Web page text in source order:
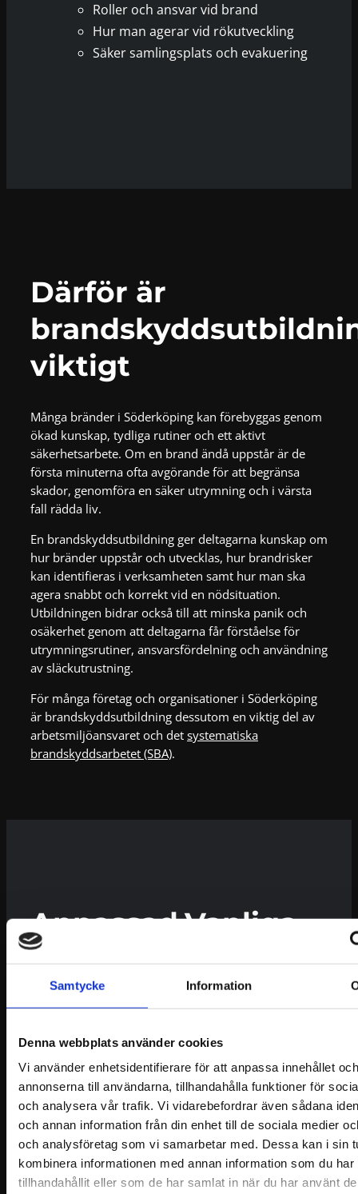
Samtycke Information
Denna webbplats använder cookies
Vi använder enhetsidentifierare för att anpassa innehållet och
annonserna till användarna, tillhandahålla funktioner för
och analysera vår trafik. Vi vidarebefordrar även sådana
och annan information från din enhet till de sociala medier
och analysföretag som vi samarbetar med. Dessa kan i sin
kombinera informationen med annan information som du har
tillhandahållit eller som de har samlat in när du har använt
Roller och ansvar vid brand
Hur man agerar vid rökutveckling
Säker samlingsplats och evakuering
Därför är
viktigt
Många bränder i Söderköping kan förebyggas genom
ökad kunskap, tydliga rutiner och ett aktivt
säkerhetsarbete. Om en brand ändå uppstår är de
första minuterna ofta avgörande för att begränsa
skador, genomföra en säker utrymning och i värsta
fall rädda liv.
En brandskyddsutbildning ger deltagarna kunskap om
hur bränder uppstår och utvecklas, hur brandrisker
kan identifieras i verksamheten samt hur man ska
agera snabbt och korrekt vid en nödsituation.
Utbildningen bidrar också till att minska panik och
osäkerhet genom att deltagarna får förståelse för
utrymningsrutiner, ansvarsfördelning och användning
av släckutrustning.
För många företag och organisationer i Söderköping
är brandskyddsutbildning dessutom en viktig del av
arbetsmiljöansvaret och det systematiska
brandskyddsarbetet (SBA).
Anpassad
för olika
verksamheter
Olika verksamheter har
olika brandrisker och
behov. Därför anpassar vi
utbildningen i
Söderköping efter er
verksamhet och era
Vanliga
på
Många bränder börjar i
vardagliga situationer och
kan ofta förebyggas
genom ökad
medvetenhet.
Vanliga brandrisker kan